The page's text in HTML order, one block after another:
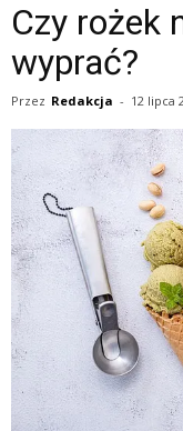
Czy rożek
wyprać?
Przez Redakcja - 12 lipca